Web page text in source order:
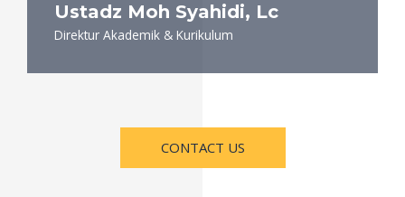
Ustadz Moh Syahidi, Lc
Direktur Akademik & Kurikulum
CONTACT US